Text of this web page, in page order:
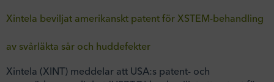
Xintela beviljat amerikanskt patent för XSTEM-behandling
av svårläkta sår och huddefekter
Xintela (XINT) meddelar att USA:s patent- och